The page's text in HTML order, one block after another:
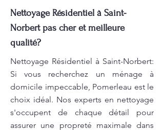
Nettoyage Résidentiel à Saint-
Norbert pas cher et meilleure
qualité?
Nettoyage Résidentiel à Saint-Norbert:
Si vous recherchez un ménage à
domicile impeccable, Pomerleau est le
choix idéal. Nos experts en nettoyage
s'occupent de chaque détail pour
assurer une propreté maximale dans